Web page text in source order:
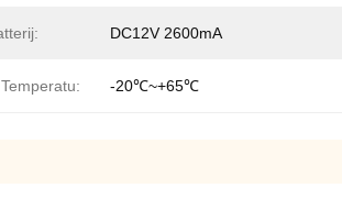
DC12V 2600mA
-20℃~+65℃